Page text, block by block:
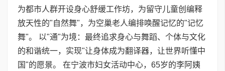
为都市人群开设身心舒缓工作坊，为留守儿童创编释
放天性的"自然舞"，为空巢老人编排唤醒记忆的"记忆
舞"。 以"通"为境：最终追求身心与舞蹈、个体与文化
的和谐统一，实现"让身体成为翻译器，让世界听懂中
国"的愿景。 在宁波市妇女活动中心，65岁的李阿姨